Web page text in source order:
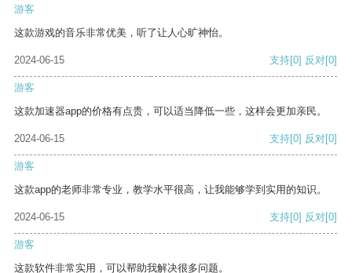
游客
这款游戏的音乐非常优美，听了让人心旷神怡。
2024-06-15 支持[0] 反对[0]
游客
这款加速器app的价格有点贵，可以适当降低一些，这样会更加亲民。
2024-06-15 支持[0] 反对[0]
游客
这款app的老师非常专业，教学水平很高，让我能够学到实用的知识。
2024-06-15 支持[0] 反对[0]
游客
这款软件非常实用，可以帮助我解决很多问题。